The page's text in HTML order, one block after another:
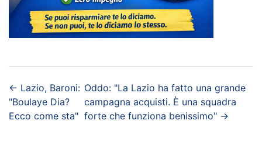
← Lazio, Baroni:
"Boulaye Dia?
Ecco come sta"
Oddo: "La Lazio ha fatto una grande
campagna acquisti. È una squadra
forte che funziona benissimo" →